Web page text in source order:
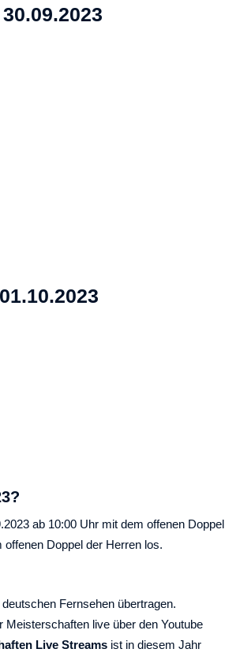
ab 10:00 Uhr mit dem offenen Doppel
Doppel der Herren los.
Fernsehen übertragen.
live über den Youtube
Live Streams ist in diesem Jahr